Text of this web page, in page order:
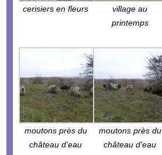
cerisiers en fleurs
village au
printemps
moutons près du
château d’eau
moutons près du
château d’eau